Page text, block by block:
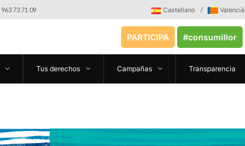
963 73 71 09 Castellano Valencià
PARTICIPA #consumillor
Tus derechos Campañas Transparencia